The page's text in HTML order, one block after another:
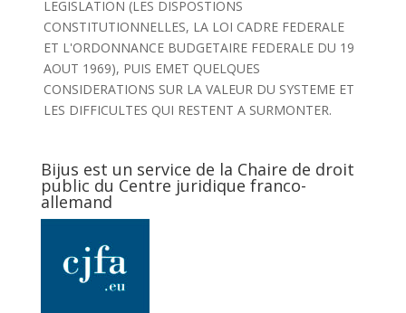
LEGISLATION (LES DISPOSTIONS
CONSTITUTIONNELLES, LA LOI CADRE FEDERALE
ET L'ORDONNANCE BUDGETAIRE FEDERALE DU 19
AOUT 1969), PUIS EMET QUELQUES
CONSIDERATIONS SUR LA VALEUR DU SYSTEME ET
LES DIFFICULTES QUI RESTENT A SURMONTER.
Bijus est un service de la Chaire de droit
public du Centre juridique franco-
allemand